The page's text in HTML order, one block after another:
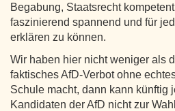
Begabung, Staatsrecht
faszinierend spannend und für
erklären zu können.
Wir haben hier nicht weniger als
faktisches AfD-Verbot ohne
Schule macht, dann kann künftig
Kandidaten der AfD nicht zur